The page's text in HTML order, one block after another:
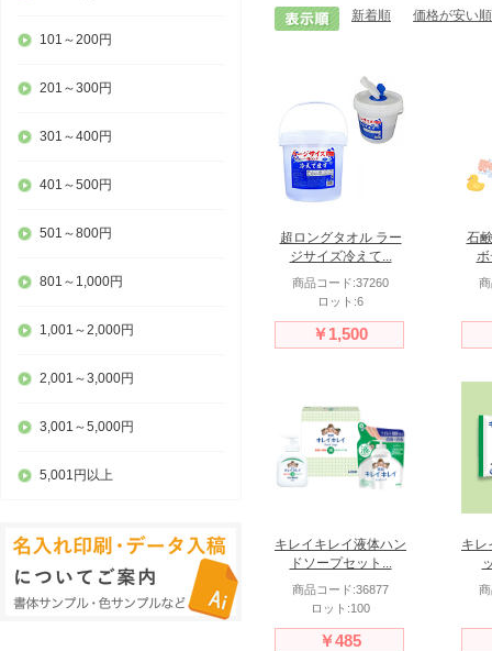
101～200円
201～300円
301～400円
401～500円
501～800円
801～1,000円
1,001～2,000円
2,001～3,000円
3,001～5,000円
5,001円以上
新着順 価格が安い順
超ロングタオル ラー
ジサイズ冷えて...
商品コード:37260
ロット:6
￥1,500
石
ボ
キレイキレイ液体ハン
ドソープセット...
商品コード:36877
ロット:100
￥485
キレ